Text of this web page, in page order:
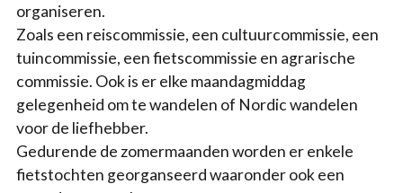
organiseren.
Zoals een reiscommissie, een cultuurcommissie, een
tuincommissie, een fietscommissie en agrarische
commissie. Ook is er elke maandagmiddag
gelegenheid om te wandelen of Nordic wandelen
voor de liefhebber.
Gedurende de zomermaanden worden er enkele
fietstochten georganseerd waaronder ook een